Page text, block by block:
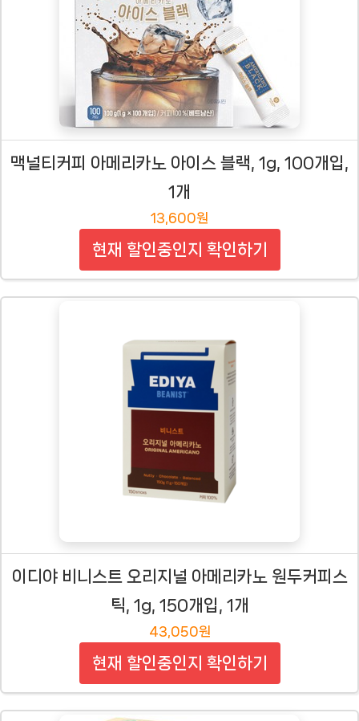
맥널티커피 아메리카노 아이스 블랙, 1g, 100개입,
1개
13,600원
현재 할인중인지 확인하기
이디야 비니스트 오리지널 아메리카노 원두커피스
틱, 1g, 150개입, 1개
43,050원
현재 할인중인지 확인하기